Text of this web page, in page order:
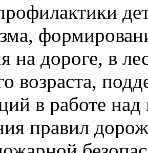
на дороге, в
возраста,
в работе
правил